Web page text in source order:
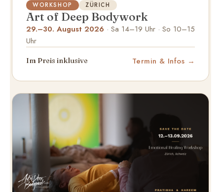
WORKSHOP ZÜRICH
Art of Deep Bodywork
29.–30. August 2026 · Sa 14–19 Uhr · So 10–15
Uhr
Im Preis inklusive Termin & Infos